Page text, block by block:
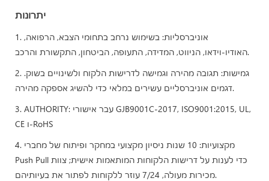
יתרונות
1. אוניברסליות: בשימוש נרחב בתחומי הצבא, הרפואה,
האודיו-וידאו, הניווט, המדידה, התעופה, הביטחון, התקשורת והרכב.
2. גמישות: תגובה מהירה וגמישה לדרישות הלקוח ולשינויים בשוק.
דגמים אוניברסליים עשירים במלאי כדי להשיג אספקה ​​מהירה.
3. AUTHORITY: עבר אישורי GJB9001C-2017, ISO9001:2015, UL,
CE ו-RoHS
4. מקצועיות: 10 שנות ניסיון מקצועי במחקר ופיתוח של מחברי
Push Pull כדי לענות על דרישות הלקוחות המותאמות אישית; צוות
מכירות מעולה, 7/24 עוזר ללקוחות לפתור את בעיותיהם.